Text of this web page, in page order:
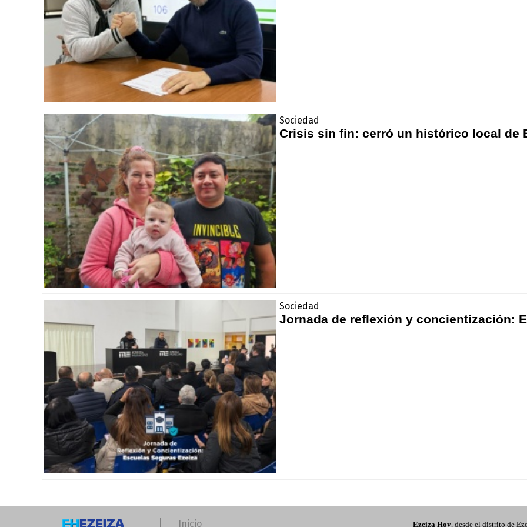
Sociedad
Crisis sin fin: cerró un histórico local de
Sociedad
Jornada de reflexión y concientización:
Inicio Ezeiza Hoy, desde el distrito de